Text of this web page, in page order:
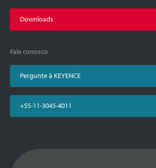
Downloads
Fale conosco
Pergunte à KEYENCE
+55-11-3045-4011